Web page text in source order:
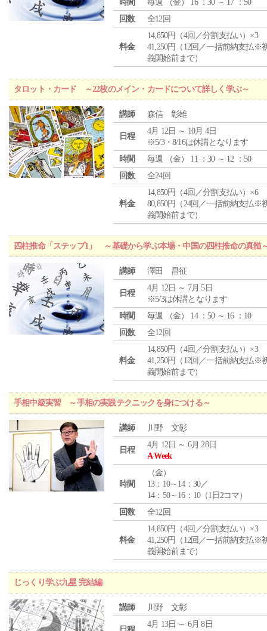
時間
毎週 （金） 16 ：30 ～ 17 ：50
回数
全12回
料金
14,850円（4回／分割支払い）×3
41,250円（12回／一括前納支払※
義開始前まで）
タロット・カード ～22枚のメイン・カードについて詳しく学ぶ～
講師 森信 彰雄
日程
4月 12日 ～ 10月 4日
※5/3・8/16は休講となります
時間
毎週 （金） 11 ：30 ～ 12 ：50
回数
全24回
料金
14,850円（4回／分割支払い）×6
80,850円（24回／一括前納支払※
義開始前まで）
四柱推命「ステップ1」 ～基礎から学ぶ本場・中国の四柱推命の真髄
講師 澤田 昌征
日程
4月 12日 ～ 7月 5日
※5/3は休講となります
時間
毎週 （金） 14 ：50 ～ 16 ：10
回数
全12回
料金
14,850円（4回／分割支払い）×3
41,250円（12回／一括前納支払※
義開始前まで）
手相中級実習 ～手相の実践テクニックを身につける～
講師 川野 文彰
日程
4月 12日 ～ 6月 28日
A Week
時間
（金）
13：10～14：30／
14：50～16：10（1日2コマ）
回数
全12回
料金
14,850円（4回／分割支払い）×3
41,250円（12回／一括前納支払※
義開始前まで）
じっくり学ぶ九星 完結編
講師 川野 文彰
4月 13日 ～ 6月 8日